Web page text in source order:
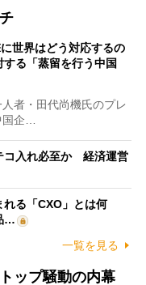
世界はどう対応するの
る「蒸留を行う中国
者・田代尚機氏のプレ
国企…
コ入れ必至か 経済運営
る「CXO」とは何
…
一覧を見る
ップ騒動の内幕